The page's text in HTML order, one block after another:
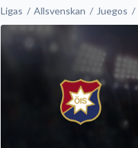
Ligas Allsvenskan Juegos